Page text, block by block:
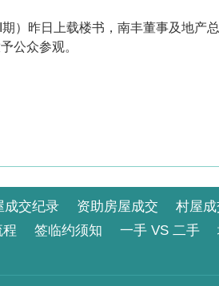
）昨日上载楼书，南丰董事及地产
公众参观。
成交纪录 资助房屋成交 村屋成
程 签临约须知 一手 VS 二手